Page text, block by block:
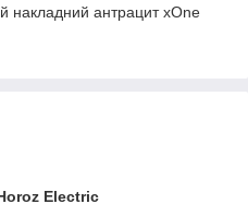
накладний антрацит xOne
Electric